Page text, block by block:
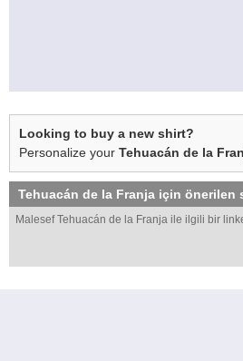
Looking to buy a new shirt?
Personalize your Tehuacán de la
Tehuacán de la Franja için önerilen
Malesef Tehuacán de la Franja ile ilgili bir